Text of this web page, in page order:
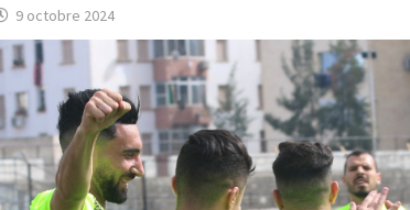
9 octobre 2024